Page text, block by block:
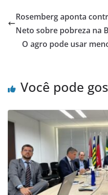
Rosemberg aponta
Neto sobre pobreza na
O agro pode usar
Você pode